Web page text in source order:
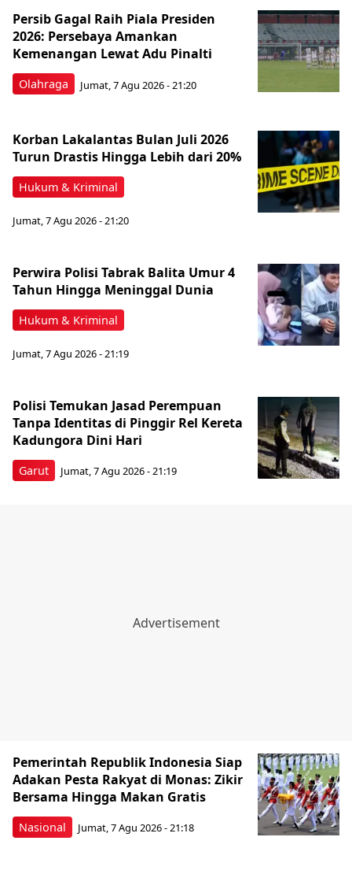
Olahraga
Persib Gagal Raih Piala Presiden
2026: Persebaya Amankan
Kemenangan Lewat Adu Pinalti
Jumat, 7 Agu 2026 - 21:20
Hukum & Kriminal
Korban Lakalantas Bulan Juli 2026
Turun Drastis Hingga Lebih dari 20%
Jumat, 7 Agu 2026 - 21:20
Hukum & Kriminal
Perwira Polisi Tabrak Balita Umur 4
Tahun Hingga Meninggal Dunia
Jumat, 7 Agu 2026 - 21:19
Garut
Polisi Temukan Jasad Perempuan
Tanpa Identitas di Pinggir Rel Kereta
Kadungora Dini Hari
Jumat, 7 Agu 2026 - 21:19
Nasional
Pemerintah Republik Indonesia Siap
Adakan Pesta Rakyat di Monas: Zikir
Bersama Hingga Makan Gratis
Jumat, 7 Agu 2026 - 21:18